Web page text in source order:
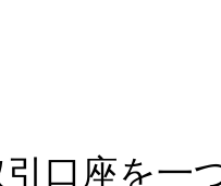
口座を一